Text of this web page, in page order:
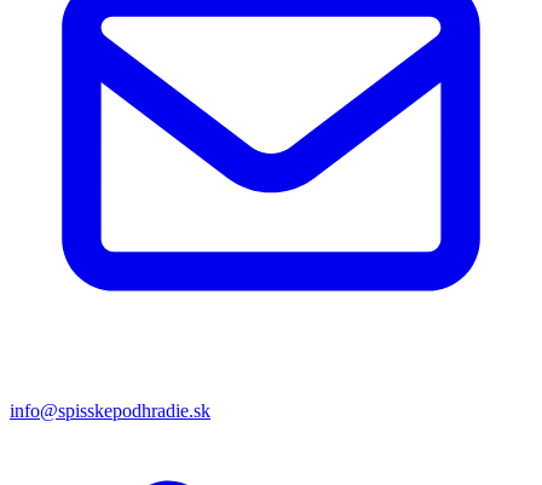
info@spisskepodhradie.sk